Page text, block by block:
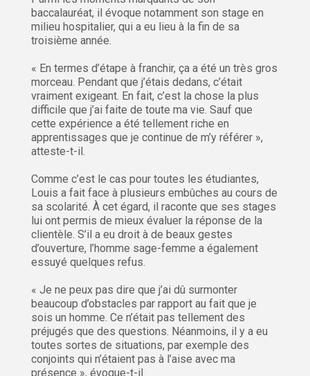
baccalauréat, il évoque notamment son stage en
milieu hospitalier, qui a eu lieu à la fin de sa
troisième année.
« En termes d’étape à franchir, ça a été un très gros
morceau. Pendant que j’étais dedans, c’était
vraiment exigeant. En fait, c’est la chose la plus
difficile que j’ai faite de toute ma vie. Sauf que
cette expérience a été tellement riche en
apprentissages que je continue de m’y référer »,
atteste-t-il.
Comme c’est le cas pour toutes les étudiantes,
Louis a fait face à plusieurs embûches au cours de
sa scolarité. À cet égard, il raconte que ses stages
lui ont permis de mieux évaluer la réponse de la
clientèle. S’il a eu droit à de beaux gestes
d’ouverture, l’homme sage-femme a également
essuyé quelques refus.
« Je ne peux pas dire que j’ai dû surmonter
beaucoup d’obstacles par rapport au fait que je
sois un homme. Ce n’était pas tellement des
préjugés que des questions. Néanmoins, il y a eu
toutes sortes de situations, par exemple des
conjoints qui n’étaient pas à l’aise avec ma
présence », évoque-t-il.